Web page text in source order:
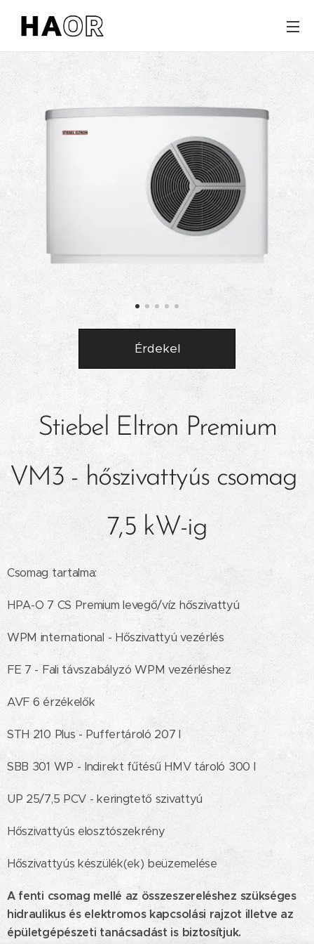
Érdekel
Stiebel Eltron Premium
VM3 - hőszivattyús csomag
7,5 kW-ig
Csomag tartalma:
HPA-O 7 CS Premium levegő/víz hőszivattyú
WPM international - Hőszivattyú vezérlés
FE 7 - Fali távszabályzó WPM vezérléshez
AVF 6 érzékelők
STH 210 Plus - Puffertároló 207 l
SBB 301 WP - Indirekt fűtésű HMV tároló 300 l
UP 25/7,5 PCV - keringtető szivattyú
Hőszivattyús elosztószekrény
Hőszivattyús készülék(ek) beüzemelése
A fenti csomag mellé az összeszereléshez szükséges
hidraulikus és elektromos kapcsolási rajzot illetve az
épületgépészeti tanácsadást is biztosítjuk.